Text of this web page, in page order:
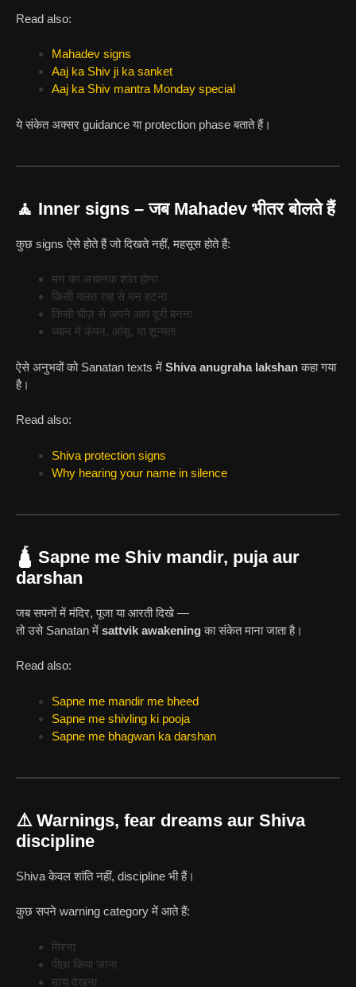
Read also:
Mahadev signs
Aaj ka Shiv ji ka sanket
Aaj ka Shiv mantra Monday special
ये संकेत अक्सर guidance या protection phase बताते हैं।
🧘 Inner signs – जब Mahadev भीतर बोलते हैं
कुछ signs ऐसे होते हैं जो दिखते नहीं, महसूस होते हैं:
मन का अचानक शांत होना
किसी गलत राह से मन हटना
किसी चीज़ से अपने आप दूरी बनना
ध्यान में कंपन, आंसू, या शून्यता
ऐसे अनुभवों को Sanatan texts में Shiva anugraha lakshanकहा गया
है।
Read also:
Shiva protection signs
Why hearing your name in silence
🛕 Sapne me Shiv mandir, puja aur
darshan
जब सपनों में मंदिर, पूजा या आरती दिखे —
तो उसे Sanatan में sattvik awakeningका संकेत माना जाता है।
Read also:
Sapne me mandir me bheed
Sapne me shivling ki pooja
Sapne me bhagwan ka darshan
⚠️ Warnings, fear dreams aur Shiva
discipline
Shiva केवल शांति नहीं, discipline भी हैं।
कुछ सपने warning category में आते हैं:
गिरना
पीछा किया जाना
मृत्यु देखना